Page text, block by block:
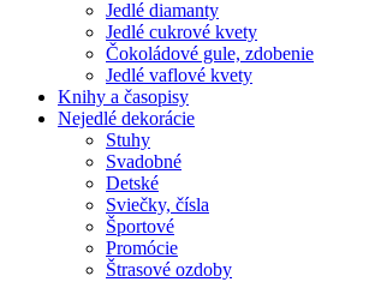
Jedlé diamanty
Jedlé cukrové kvety
Čokoládové gule, zdobenie
Jedlé vaflové kvety
Knihy a časopisy
Nejedlé dekorácie
Stuhy
Svadobné
Detské
Sviečky, čísla
Športové
Promócie
Štrasové ozdoby